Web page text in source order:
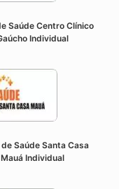
Saúde Centro Clínico
Individual
Saúde Santa Casa
Mauá Individual